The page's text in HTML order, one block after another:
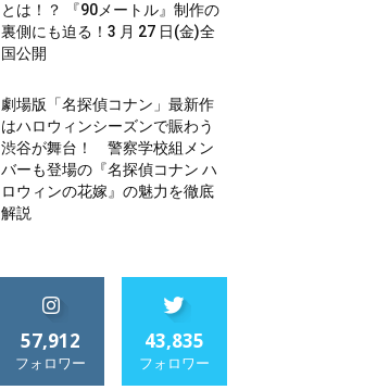
とは！？ 『90メートル』制作の
裏側にも迫る！3 月 27 日(金)全
国公開
劇場版「名探偵コナン」最新作
はハロウィンシーズンで賑わう
渋谷が舞台！ 警察学校組メン
バーも登場の『名探偵コナン ハ
ロウィンの花嫁』の魅力を徹底
解説
57,912
フォロワー
43,835
フォロワー